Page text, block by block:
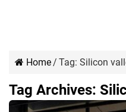
Home/ Tag: Silicon
Tag Archives: